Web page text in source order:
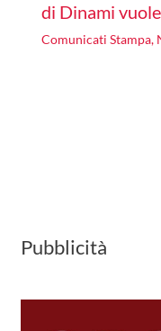
di Dinami
Comunicati Stampa,
Pubblicità